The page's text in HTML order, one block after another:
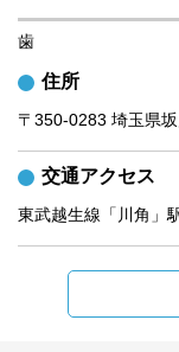
歯
住所
〒350-0283 埼玉県
交通アクセス
東武越生線「川角」